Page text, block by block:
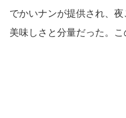
でかいナンが提供され、
美味しさと分量だった。こ